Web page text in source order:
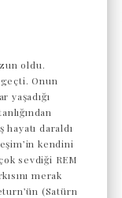
oldu.
Onun
yaşadığı
daraldı
kendini
sevdiği REM
merak
(Satürn